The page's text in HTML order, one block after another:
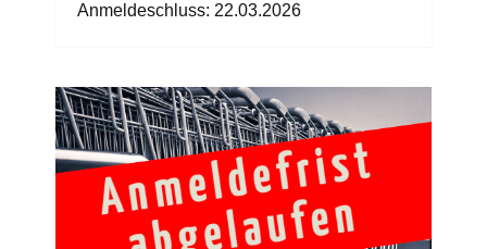
Anmeldeschluss: 22.03.2026